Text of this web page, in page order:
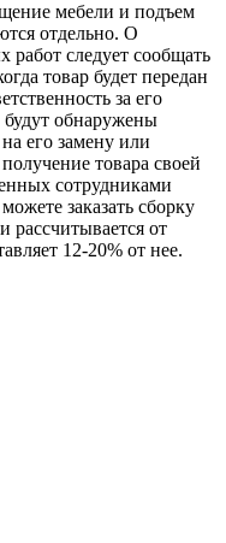
мебели и подъем
отдельно. О
работ следует сообщать
товар будет передан
за его
обнаружены
его замену или
товара своей
сотрудниками
заказать сборку
рассчитывается от
12-20% от нее.